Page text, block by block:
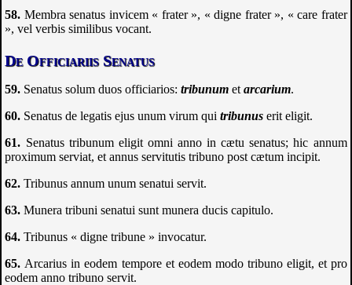
Membra senatus invicem « frater », « digne frater », « care frater
», vel verbis similibus vocant.
De Officiariis Senatus
Senatus solum duos officiarios:tribunum etarcarium.
Senatus de legatis ejus unum virum quitribunus erit eligit.
Senatus tribunum eligit omni anno in cætu senatus; hic annum
proximum serviat, et annus servitutis tribuno post cætum incipit.
Tribunus annum unum senatui servit.
Munera tribuni senatui sunt munera ducis capitulo.
Tribunus « digne tribune » invocatur.
Arcarius in eodem tempore et eodem modo tribuno eligit, et pro
eodem anno tribuno servit.